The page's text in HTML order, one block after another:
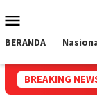
ke
Mobile
BERANDA
BREAKING